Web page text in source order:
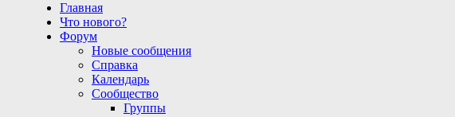
Главная
Что нового?
Форум
Новые сообщения
Справка
Календарь
Сообщество
Группы